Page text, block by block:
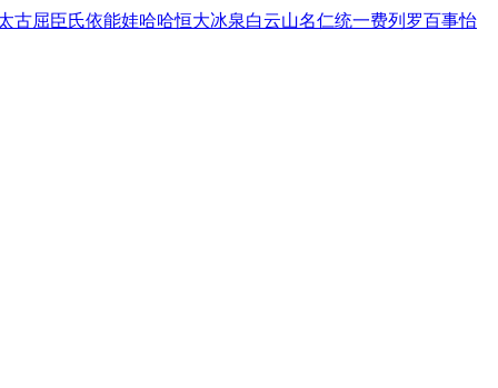
古屈臣氏依能娃哈哈恒大冰泉白云山名仁统一费列罗百事怡